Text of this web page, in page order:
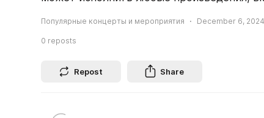
Популярные концерты и мероприятия December 6,
0 reposts
Repost Share